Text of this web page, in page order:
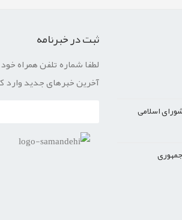
اسلامی
ثبت در خبرنامه
لطفا شماره تلفن همراه
آخرین خبرهای جدید وارد